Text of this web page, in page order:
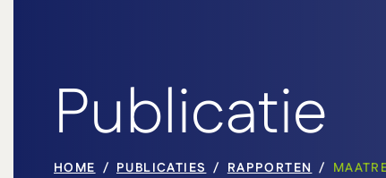
Publicatie
HOME PUBLICATIES RAPPORTEN